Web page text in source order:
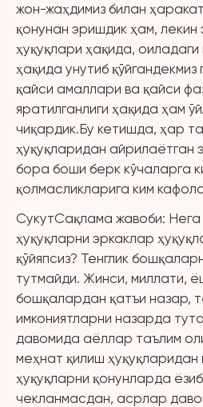
жон-жаҳдимиз билан
қонунан эришдик ҳам, лекин
ҳуқуқлари ҳақида, оиладаги
ҳақида унутиб
қайси амаллари ва қайси
яратилганлиги ҳақида ҳам
чиқардик.Бу кетишда, ҳар
ҳуқуқларидан айрилаётган
бора боши берк кўчаларга
қолмасликларига ким
СукутСақлама жавоби: Нега
ҳуқуқларни эркаклар
қўйяпсиз? Тенглик
тутмайди. Жинси, миллати,
бошқалардан қатъи назар,
имкониятларни назарда
давомида аёллар таълим
меҳнат қилиш ҳуқуқларидан
ҳуқуқларни қонунларда
чекланмасдан, асрлар